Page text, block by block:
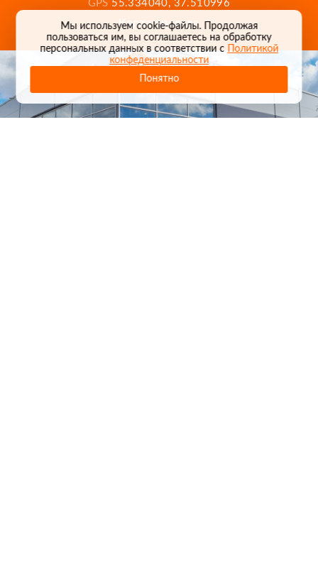
GPS 55.334040, 37.510996
Карта проезда
Мы используем cookie-файлы. Продолжая
пользоваться им, вы соглашаетесь на обработку
персональных данных в соответствии сПолитикой
конфеденциальности
Понятно